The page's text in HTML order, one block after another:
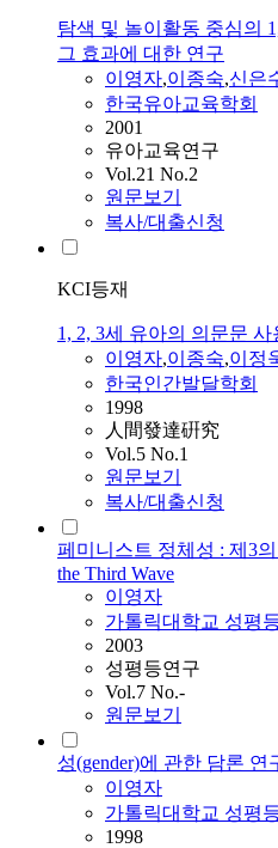
탐색 및 놀이활동 중심의
그 효과에 대한 연구
이영자,이종숙,신은
한국유아교육학회
2001
유아교육연구
Vol.21 No.2
원문보기
복사/대출신청
KCI등재
1, 2, 3세 유아의 의문문
이영자,이종숙,이정
한국인간발달학회
1998
人間發達硏究
Vol.5 No.1
원문보기
복사/대출신청
페미니스트 정체성 : 제3
the Third Wave
이영자
가톨릭대학교 성평
2003
성평등연구
Vol.7 No.-
원문보기
성(gender)에 관한 담론 연
이영자
가톨릭대학교 성평
1998